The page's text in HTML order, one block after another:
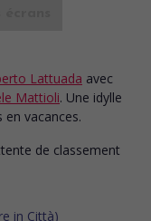
Lattuada avec
Mattioli. Une idylle
vacances.